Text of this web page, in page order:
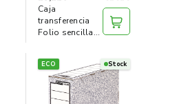
Caja
transferencia
Folio sencilla
ECO Stock